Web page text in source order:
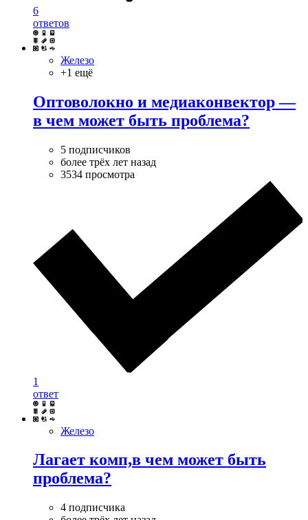
6
ответов
Железо
+1 ещё
Оптоволокно и медиаконвектор —
в чем может быть проблема?
5 подписчиков
более трёх лет назад
3534 просмотра
1
ответ
Железо
Лагает комп,в чем может быть
проблема?
4 подписчика